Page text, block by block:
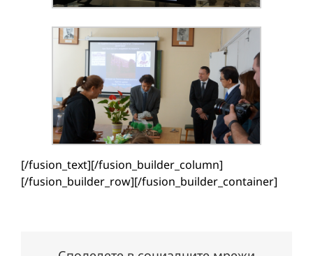
[/fusion_text][/fusion_builder_column]
[/fusion_builder_row][/fusion_builder_container]